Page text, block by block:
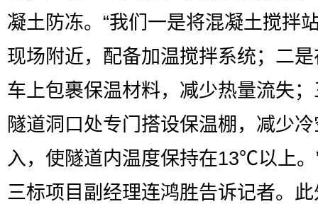
凝土防冻。“我们一是将混凝土搅拌
现场附近，配备加温搅拌系统；二
车上包裹保温材料，减少热量流失
隧道洞口处专门搭设保温棚，减少
入，使隧道内温度保持在13℃以上。
三标项目副经理连鸿胜告诉记者。